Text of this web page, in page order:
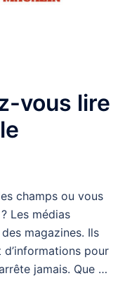
vous lire
champs ou vous
Les médias
magazines. Ils
d’informations pour
jamais. Que …